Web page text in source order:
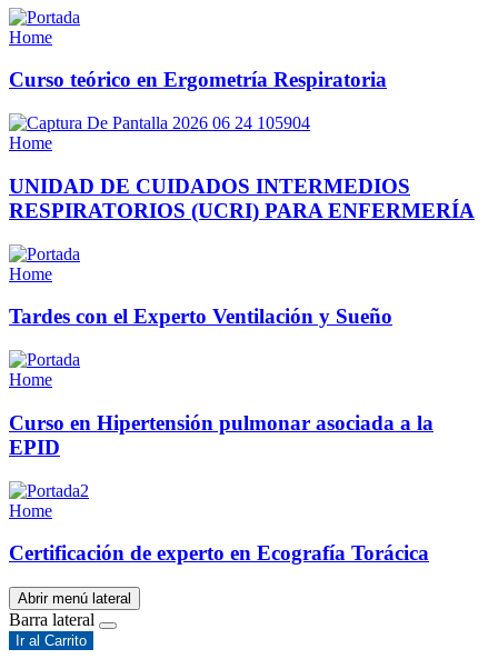
Home
Curso teórico en Ergometría Respiratoria
Home
UNIDAD DE CUIDADOS INTERMEDIOS
RESPIRATORIOS (UCRI) PARA ENFERMERÍA
Home
Tardes con el Experto Ventilación y Sueño
Home
Curso en Hipertensión pulmonar asociada a la
EPID
Home
Certificación de experto en Ecografía Torácica
Abrir menú lateral
Barra lateral
Ir al Carrito